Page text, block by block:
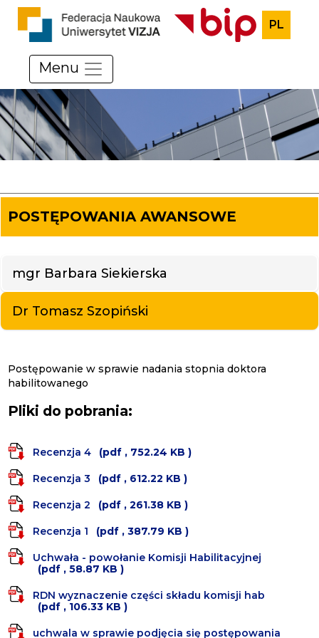
PL
Menu
POSTĘPOWANIA AWANSOWE
mgr Barbara Siekierska
Dr Tomasz Szopiński
Postępowanie w sprawie nadania stopnia doktora
habilitowanego
Pliki do pobrania:
Recenzja 4 (pdf , 752.24 KB )
Recenzja 3 (pdf , 612.22 KB )
Recenzja 2 (pdf , 261.38 KB )
Recenzja 1 (pdf , 387.79 KB )
Uchwała - powołanie Komisji Habilitacyjnej
(pdf , 58.87 KB )
RDN wyznaczenie części składu komisji hab
(pdf , 106.33 KB )
uchwala w sprawie podjęcia się postępowania